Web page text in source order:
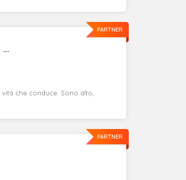
PARTNER
che conduce. Sono alto,
PARTNER